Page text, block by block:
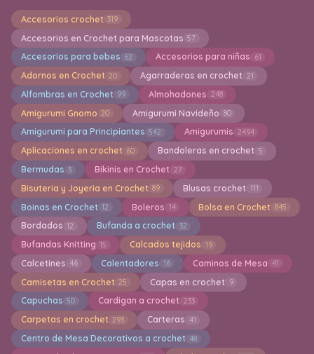
Accesorios crochet 319
Accesorios en Crochet para Mascotas 57
Accesorios para bebes 62 Accesorios para niñas 61
Adornos en Crochet 20 Agarraderas en crochet 21
Alfombras en Crochet 99 Almohadones 248
Amigurumi Gnomo 20 Amigurumi Navideño 80
Amigurumi para Principiantes 542 Amigurumis 2494
Aplicaciones en crochet 60 Bandoleras en crochet 5
Bermudas 3 Bikinis en Crochet 27
Bisuteria y Joyeria en Crochet 89 Blusas crochet 111
Boinas en Crochet 12 Boleros 14 Bolsa en Crochet 845
Bordados 12 Bufanda a crochet 32
Bufandas Knitting 15 Calcados tejidos 19
Calcetines 46 Calentadores 16 Caminos de Mesa 41
Camisetas en Crochet 25 Capas en crochet 9
Capuchas 50 Cardigan a crochet 233
Carpetas en crochet 293 Carteras 41
Centro de Mesa Decorativos a crochet 48